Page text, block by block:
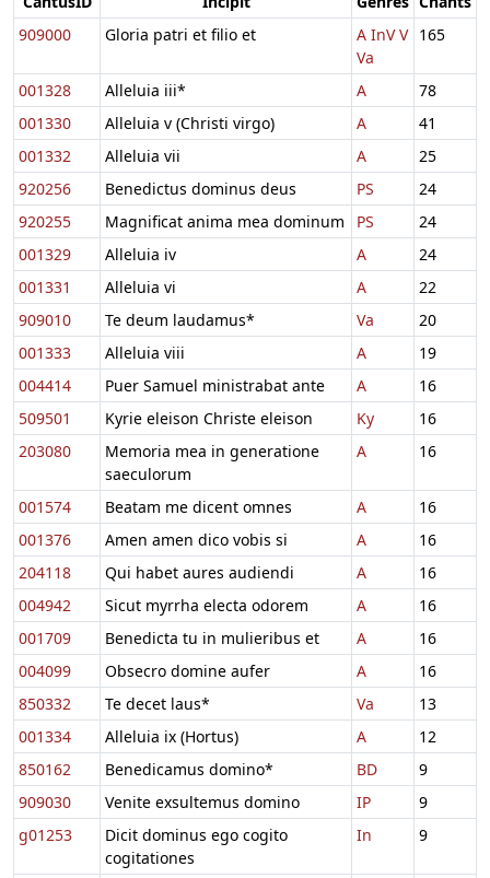
909000
Gloria patri et filio et A InV V
Va
165
001328 Alleluia iii* A
78
001330
Alleluia v (Christi virgo) A
41
001332
Alleluia vii A
25
920256
Benedictus dominus deus PS
24
920255
Magnificat anima mea dominum PS
24
001329
Alleluia iv A
24
001331
Alleluia vi A
22
909010
Te deum laudamus* Va
20
001333
Alleluia viii A
19
004414
Puer Samuel ministrabat ante A
16
509501
Kyrie eleison Christe eleison Ky
16
203080
Memoria mea in generatione
saeculorum
A 16
001574 Beatam me dicent omnes A
16
001376
Amen amen dico vobis si A
16
204118
Qui habet aures audiendi A
16
004942
Sicut myrrha electa odorem A
16
001709
Benedicta tu in mulieribus et A
16
004099
Obsecro domine aufer A
16
850332
Te decet laus* Va
13
001334
Alleluia ix (Hortus) A
12
850162
Benedicamus domino* BD
9
909030
Venite exsultemus domino IP
9
g01253
Dicit dominus ego cogito
cogitationes
In 9